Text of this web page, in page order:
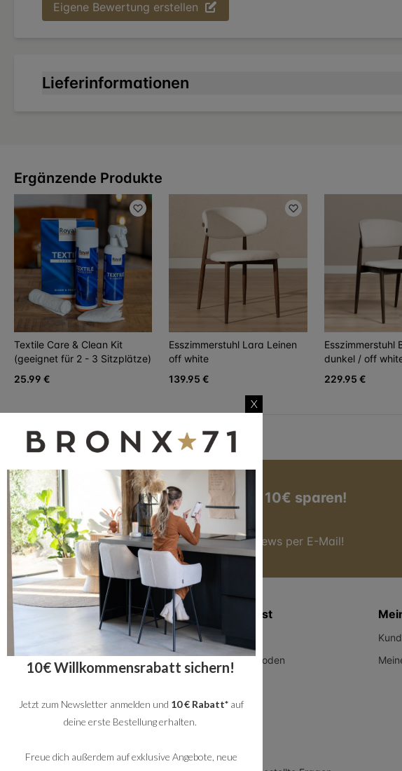
Eigene Bewertung erstellen
Lieferinformationen
Ergänzende Produkte
Textile Care & Clean Kit
(geeignet für 2 - 3 Sitzplätze)
25.99 €
Esszimmerstuhl Lara Leinen
off white
139.95 €
Esszimmerstuhl
dunkel / off
229.95 €
Jetzt zum Newsletter anmelden und 10€ sparen!
Hier anmelden
Du bekommst immer die besten Angebote & News per E-Mail!
Zusatzinformation
Geschäftskunden
Datenschutz
Arbeiten bei Bronx71
Kundendienst
Über uns
Zahlungsmethoden
Service
Rückversand
X
10€ Willkommensrabatt sichern!
Jetzt zum Newsletter anmelden und 10 € Rabatt* auf
deine erste Bestellung erhalten.
Freue dich außerdem auf exklusive Angebote, neue